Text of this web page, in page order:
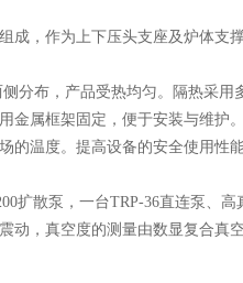
成，作为上下压头支座及炉体支撑
分布，产品受热均匀。隔热采
金属框架固定，便于安装与维护
的温度。提高设备的安全使用性
扩散泵，一台TRP-36直连泵、
动，真空度的测量由数显复合真空